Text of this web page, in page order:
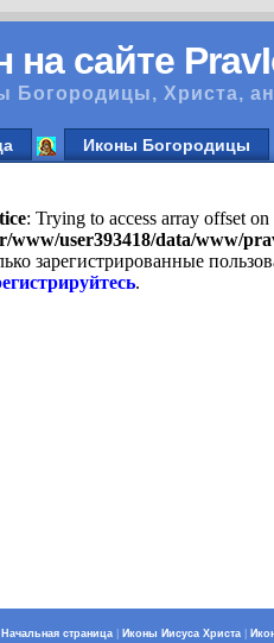
на сайте
Богородицы, Христа,
Иконы Богородицы
: Trying to access array offset
www/user393418/data/www/
зарегистрированные
.
Начальная страница| Иконы Иисуса Христа|